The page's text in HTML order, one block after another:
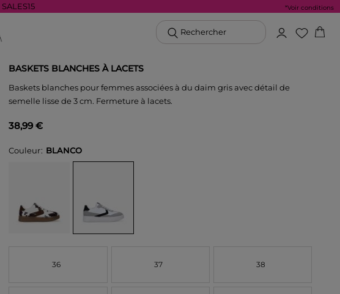
*Voir conditions
Rechercher
BASKETS BLANCHES À LACETS
Baskets blanches pour femmes associées à du daim gris avec détail de
semelle lisse de 3 cm. Fermeture à lacets.
38,99 €
Couleur BLANCO
36 37 38